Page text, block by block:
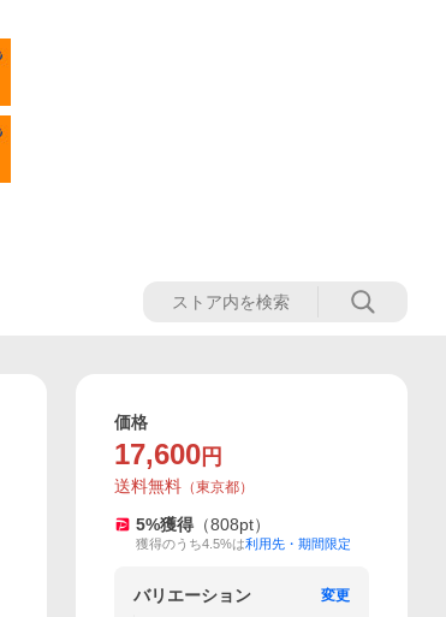
価格
17,600 円
送料無料 （東京都）
5%獲得 （808pt）
獲得のうち4.5%は利用先・期間限定
バリエーション
変更